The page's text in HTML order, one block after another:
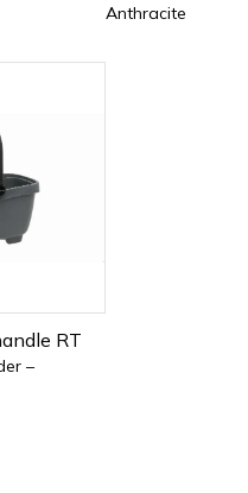
Anthracite
RT
–